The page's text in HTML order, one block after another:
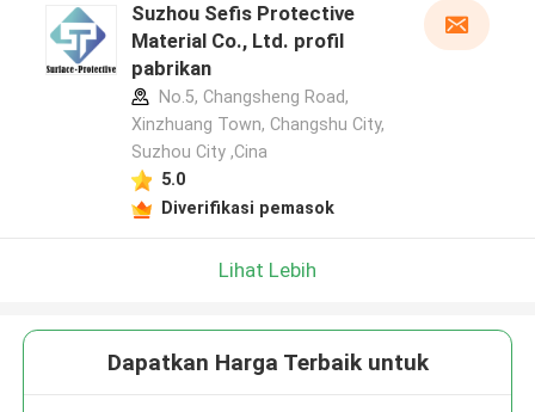
Suzhou Sefis Protective
Material Co., Ltd. profil
pabrikan
No.5, Changsheng Road,
Xinzhuang Town, Changshu City,
Suzhou City ,Cina
5.0
Diverifikasi pemasok
Lihat Lebih
Dapatkan Harga Terbaik untuk